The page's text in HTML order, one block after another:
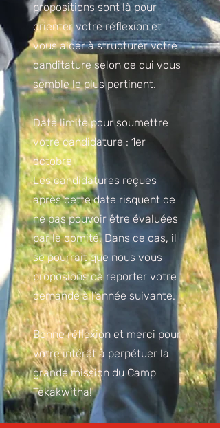
propositions sont là pour
orienter votre réflexion et
vous aider à structurer votre
canditature selon ce qui vous
semble le plus pertinent.
Date limite pour soumettre
votre candidature : 1er
octobre
Les candidatures reçues
après cette date risquent de
ne pas pouvoir être évaluées
par le comité. Dans ce cas, il
se pourrait que nous vous
proposions de reporter votre
demande à l’année suivante.
Bonne réflexion et merci pour
votre intérêt à perpétuer la
grande mission du Camp
Tekakwitha!